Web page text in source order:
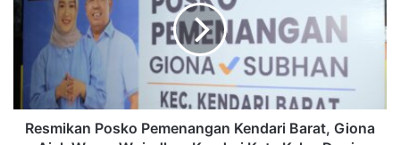
Resmikan Posko Pemenangan Kendari Barat, Giona